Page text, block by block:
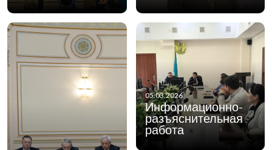
05.03.2026
Информационно-
разъяснительная
работа